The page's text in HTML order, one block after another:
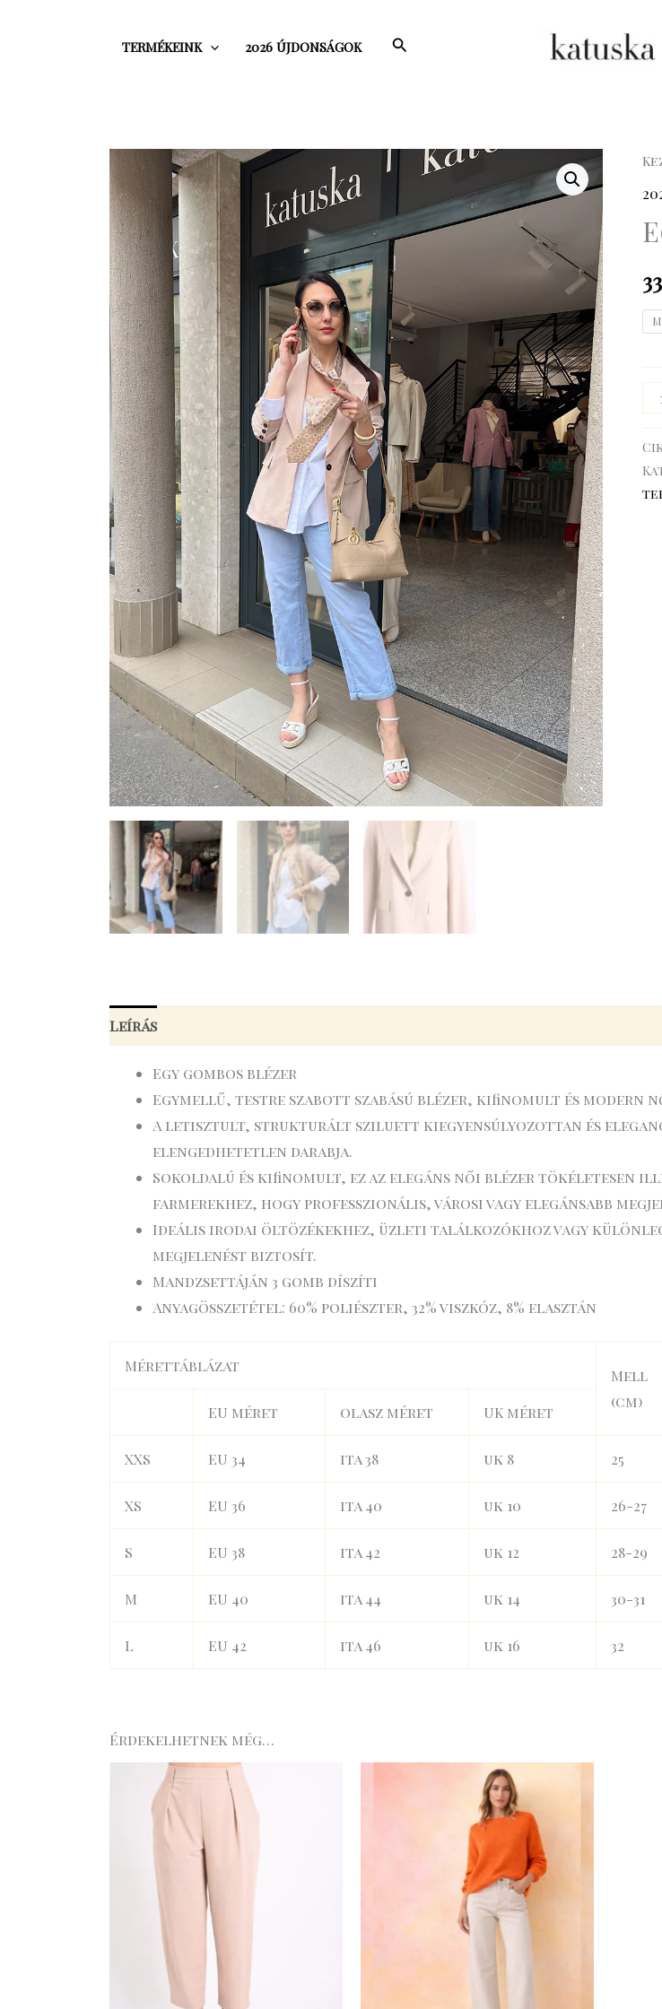
TERMÉKEINK 2026 ÚJDONSÁGOK Search
M
Leírás
Egy gombos blézer
Egymellű, testre szabott szabású blézer, kifinomult és modern
A letisztult, strukturált sziluett kiegyensúlyozottan és
elengedhetetlen darabja.
Sokoldalú és kifinomult, ez az elegáns női blézer tökéletesen
farmerekhez, hogy professzionális, városi vagy elegánsabb
Ideális irodai öltözékekhez, üzleti találkozókhoz vagy
megjelenést biztosít.
Mandzsettáján 3 gomb díszíti
Anyagösszetétel: 60% poliészter, 32% viszkóz, 8% elasztán
Mérettáblázat
Mell
(cm)
EU méret olasz méret UK méret
XXS EU 34 ita 38 uk 8 25
XS EU 36 ita 40 uk 10 26-27
S EU 38 ita 42 uk 12 28-29
M EU 40 ita 44 uk 14 30-31
L EU 42 ita 46 uk 16 32
Érdekelhetnek még…